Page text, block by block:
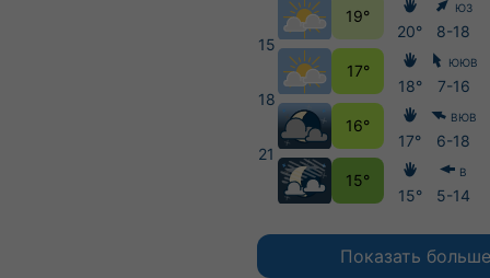
15
18
21
19°
17°
16°
15°
20°
18°
17°
15°
ЮЗ
8-18
ЮЮВ
7-16
ВЮВ
6-18
В
5-14
Показать больше